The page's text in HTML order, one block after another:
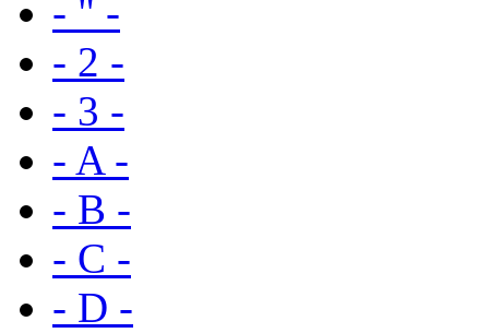
- " -
- 2 -
- 3 -
- A -
- B -
- C -
- D -